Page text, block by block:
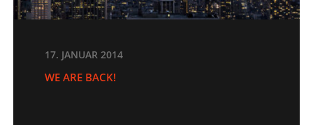
17. JANUAR 2014
WE ARE BACK!